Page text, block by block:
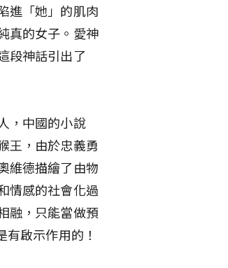
進「她」的肌肉
真的女子。愛神
段神話引出了
，中國的小說
王，由於忠義勇
維德描繪了由物
情感的社會化過
融，只能當做預
啟示作用的！